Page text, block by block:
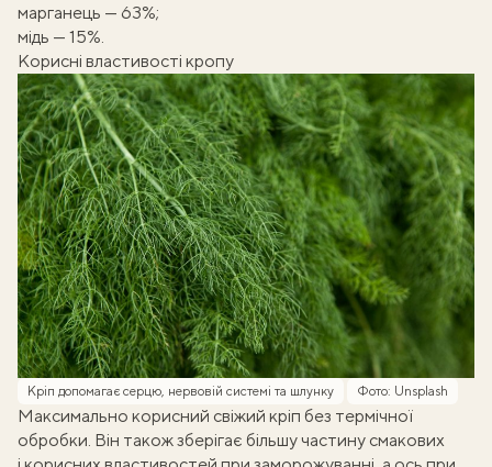
марганець — 63%;
мідь — 15%.
Корисні властивості кропу
Кріп допомагає серцю, нервовій системі та шлунку Фото: Unsplash
Максимально корисний свіжий кріп без термічної
обробки. Він також зберігає більшу частину смакових